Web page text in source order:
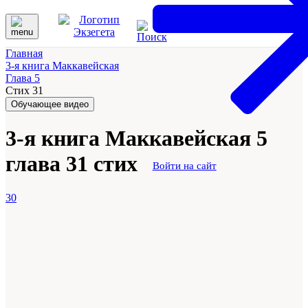
Войти на сайт
Главная
3-я книга Маккавейская
Глава 5
Стих 31
Обучающее видео
3-я книга Маккавейская 5
глава 31 стих
30